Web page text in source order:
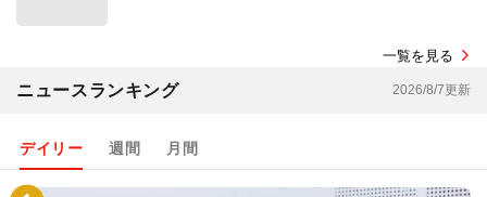
一覧を見る
ニュースランキング 2026/8/7更新
デイリー 週間 月間